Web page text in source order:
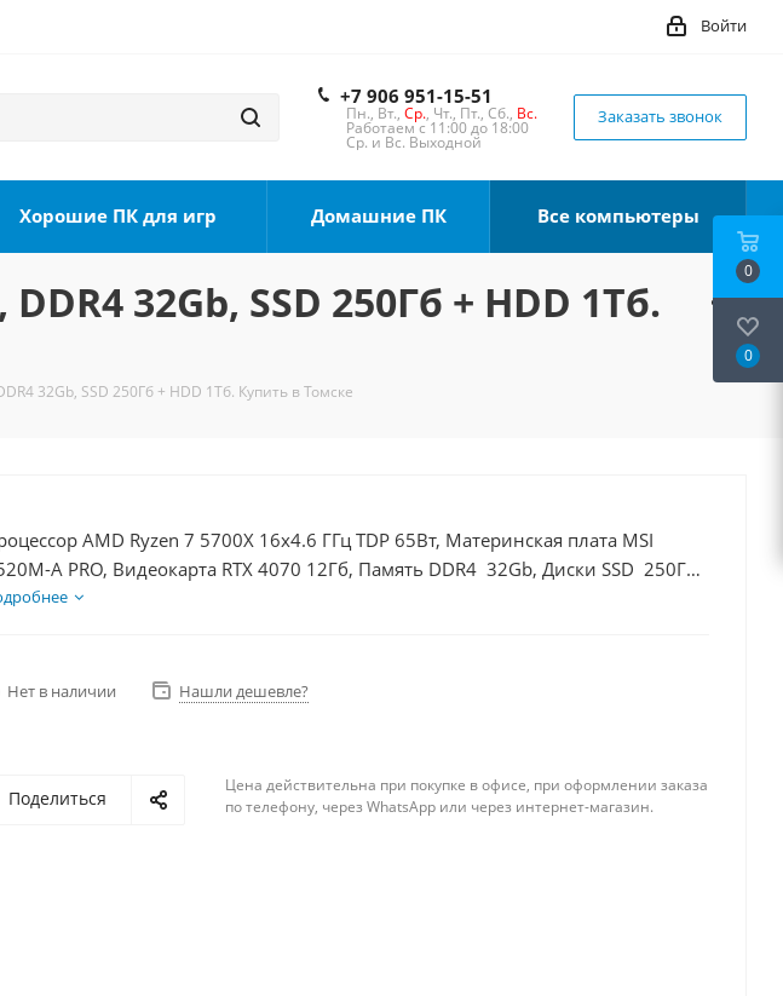
Войти
+7 906 951-15-51
Пн., Вт., Ср., Чт., Пт., Сб., Вс.
Работаем с 11:00 до 18:00
Ср. и Вс. Выходной
Заказать звонок
Хорошие ПК для игр Домашние ПК Все компьютеры
32Gb, SSD 250Гб + HDD 1Тб.
32Gb, SSD 250Гб + HDD 1Тб. Купить в Томске
AMD Ryzen 7 5700X 16x4.6 ГГц TDP 65Вт, Материнская плата MSI
A PRO, Видеокарта RTX 4070 12Гб, Память DDR4 32Gb, Диски SSD 250Гб
1Тб, БП 750Вт
Нет в наличии Нашли дешевле?
Поделиться
Цена действительна при покупке в офисе, при оформлении заказа
по телефону, через WhatsApp или через интернет-магазин.
0
0